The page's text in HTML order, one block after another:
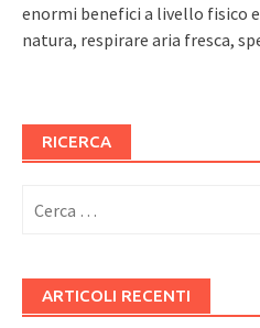
enormi benefici a livello fisico
natura, respirare aria fresca,
RICERCA
per:
ARTICOLI RECENTI